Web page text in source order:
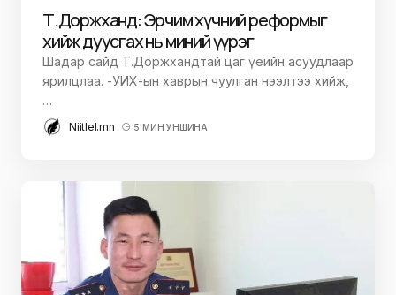
Т.Доржханд: Эрчим хүчний реформыг
хийж дуусгах нь миний үүрэг
Шадар сайд Т.Доржхандтай цаг үеийн асуудлаар
ярилцлаа. -УИХ-ын хаврын чуулган нээлтээ хийж,
…
Niitlel.mn 5 МИН УНШИНА